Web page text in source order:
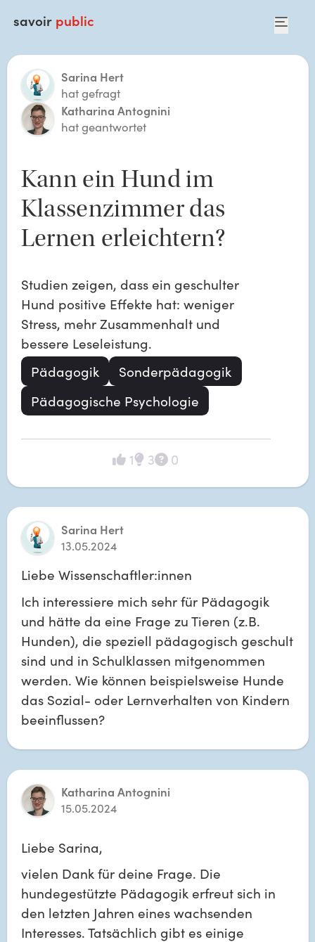
savoir public
Sarina Hert
hat gefragt
Katharina Antognini
hat geantwortet
Kann ein Hund im
Klassenzimmer das
Lernen erleichtern?
Studien zeigen, dass ein geschulter
Hund positive Effekte hat: weniger
Stress, mehr Zusammenhalt und
bessere Leseleistung.
Pädagogik
Sonderpädagogik
Pädagogische Psychologie
1 3 0
Sarina Hert
13.05.2024
Liebe Wissenschaftler:innen
Ich interessiere mich sehr für Pädagogik
und hätte da eine Frage zu Tieren (z.B.
Hunden), die speziell pädagogisch geschult
sind und in Schulklassen mitgenommen
werden. Wie können beispielsweise Hunde
das Sozial- oder Lernverhalten von Kindern
beeinflussen?
Katharina Antognini
15.05.2024
Liebe Sarina,
vielen Dank für deine Frage. Die
hundegestützte Pädagogik erfreut sich in
den letzten Jahren eines wachsenden
Interesses. Tatsächlich gibt es einige